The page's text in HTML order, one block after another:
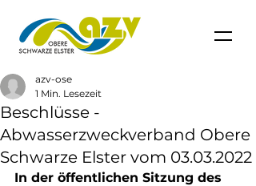
Beschlüsse -
Abwasserzweckverband Obere
Schwarze Elster vom 03.03.2022
azv-ose
1 Min. Lesezeit
In der öffentlichen Sitzung des